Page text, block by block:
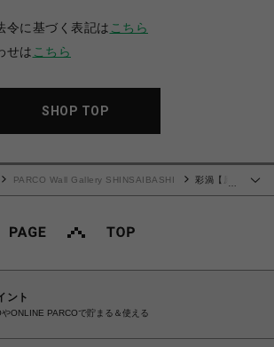
令に基づく表記は こちら
せは こちら
SHOP TOP
PARCO Wall Gallery SHINSAIBASHI
彩渦【原
ント
ONLINE PARCOで貯まる＆使える